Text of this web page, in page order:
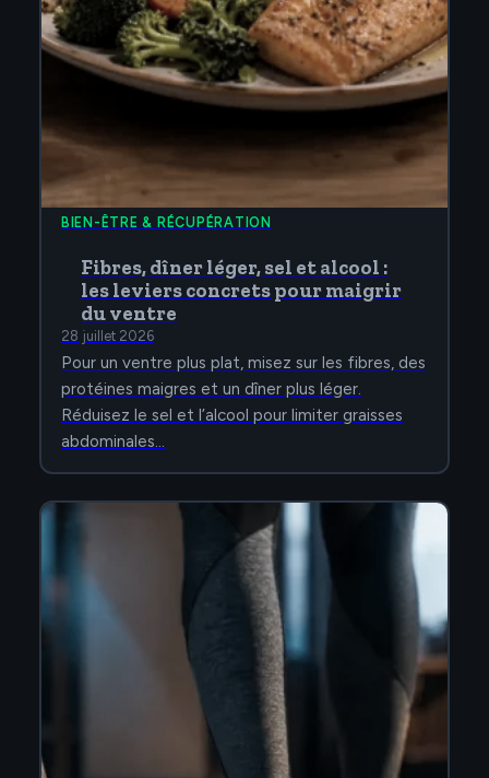
BIEN-ÊTRE & RÉCUPÉRATION
Fibres, dîner léger, sel et alcool :
les leviers concrets pour maigrir
du ventre
28 juillet 2026
Pour un ventre plus plat, misez sur les fibres, des
protéines maigres et un dîner plus léger.
Réduisez le sel et l’alcool pour limiter graisses
abdominales…